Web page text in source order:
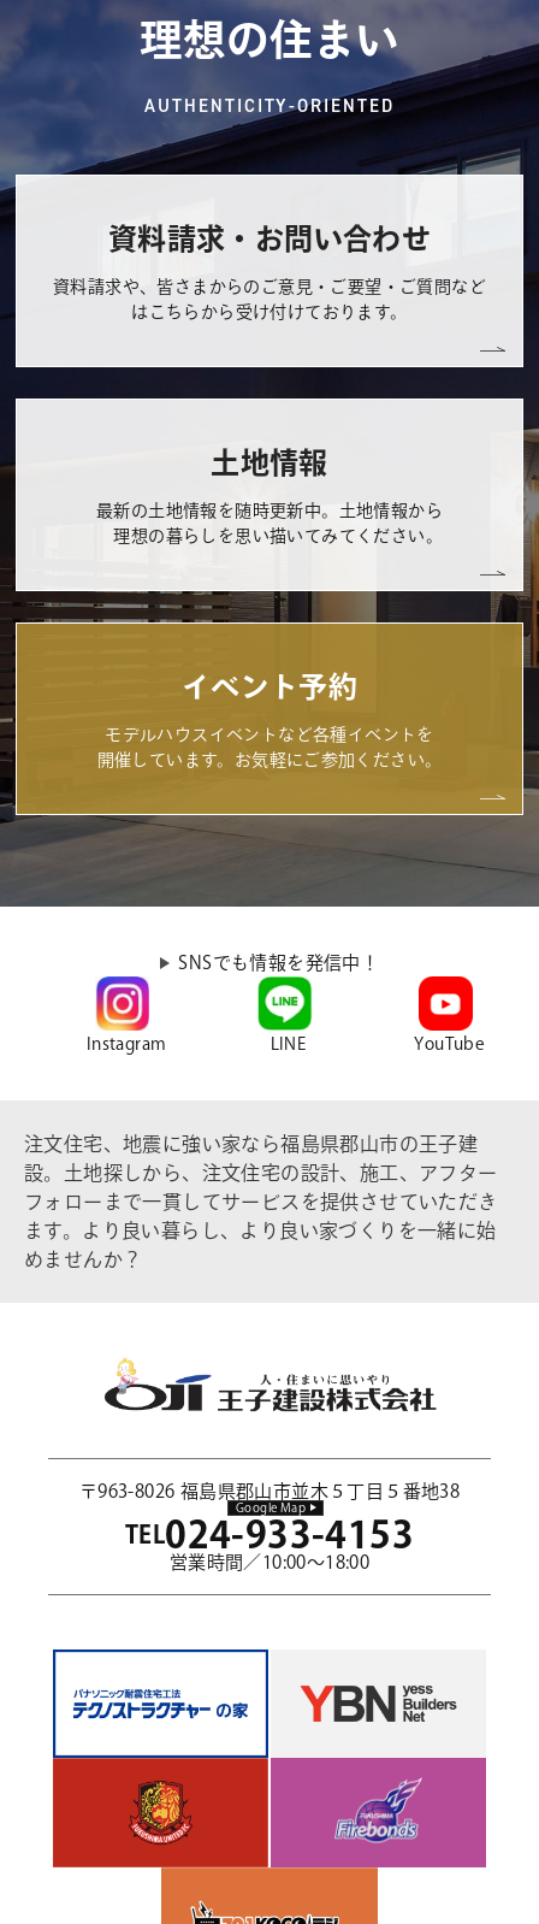
理想の住まい
AUTHENTICITY-ORIENTED
資料請求・お問い合わせ
資料請求や、皆さまからのご意見・ご要望・ご質問など
はこちらから受け付けております。
土地情報
最新の土地情報を随時更新中。土地情報から
理想の暮らしを思い描いてみてください。
イベント予約
モデルハウスイベントなど各種イベントを
開催しています。お気軽にご参加ください。
SNSでも情報を発信中！
Instagram LINE YouTube
注文住宅、地震に強い家なら福島県郡山市の王子建
設。土地探しから、注文住宅の設計、施工、アフター
フォローまで一貫してサービスを提供させていただき
ます。より良い暮らし、より良い家づくりを一緒に始
めませんか？
〒963-8026 福島県郡山市並木５丁目５番地38
Google Map
TEL024-933-4153
営業時間／10:00～18:00